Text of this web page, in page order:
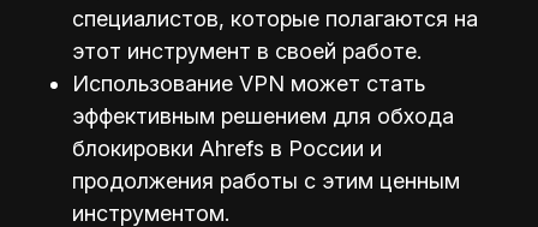
специалистов, которые полагаются на
этот инструмент в своей работе.
Использование VPN может стать
эффективным решением для обхода
блокировки Ahrefs в России и
продолжения работы с этим ценным
инструментом.